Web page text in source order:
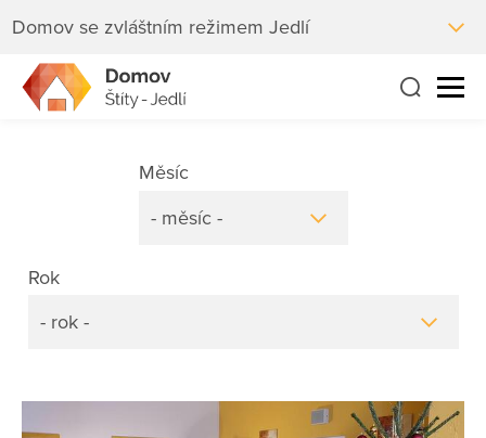
Domov se zvláštním režimem Jedlí
Rok
- rok -
Měsíc
- měsíc -